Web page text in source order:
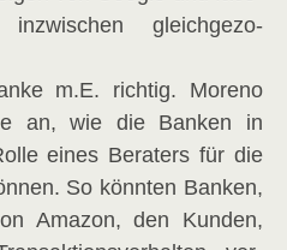
gleich­ge­zo­
m.E. rich­tig. Moreno
an, wie die Ban­ken in
eines Bera­ters für die
So könn­ten Ban­ken,
Ama­zon, den Kun­den,